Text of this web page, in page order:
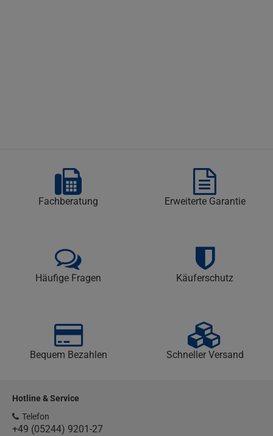
Fachberatung Erweiterte Garantie
Häufige Fragen Käuferschutz
Bequem Bezahlen Schneller Versand
Hotline & Service
Telefon
+49 (05244) 9201-27